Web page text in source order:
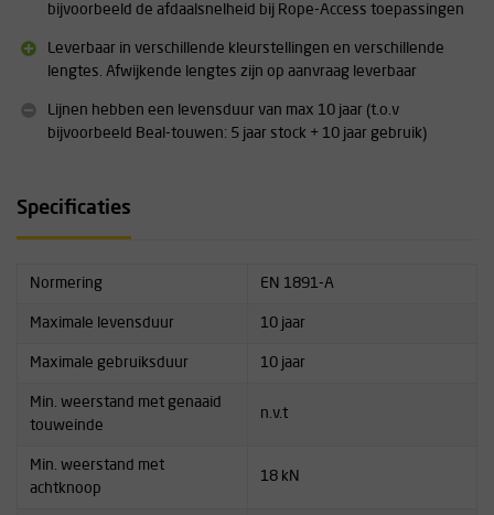
bijvoorbeeld de afdaalsnelheid bij Rope-Access toepassingen
Leverbaar in verschillende kleurstellingen en verschillende
lengtes. Afwijkende lengtes zijn op aanvraag leverbaar
Lijnen hebben een levensduur van max 10 jaar (t.o.v
bijvoorbeeld Beal-touwen: 5 jaar stock + 10 jaar gebruik)
Specificaties
Normering EN 1891-A
Maximale levensduur 10 jaar
Maximale gebruiksduur 10 jaar
Min. weerstand met genaaid
touweinde
n.v.t
Min. weerstand met
achtknoop
18 kN